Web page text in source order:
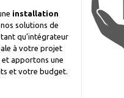
installation
solutions de
tant qu’intégrateur
à votre projet
et apportons une
et votre budget.